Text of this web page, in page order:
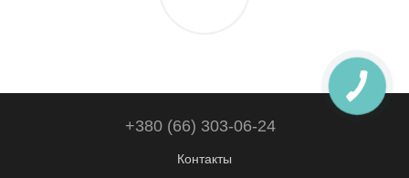
+380 (66) 303-06-24
Контакты